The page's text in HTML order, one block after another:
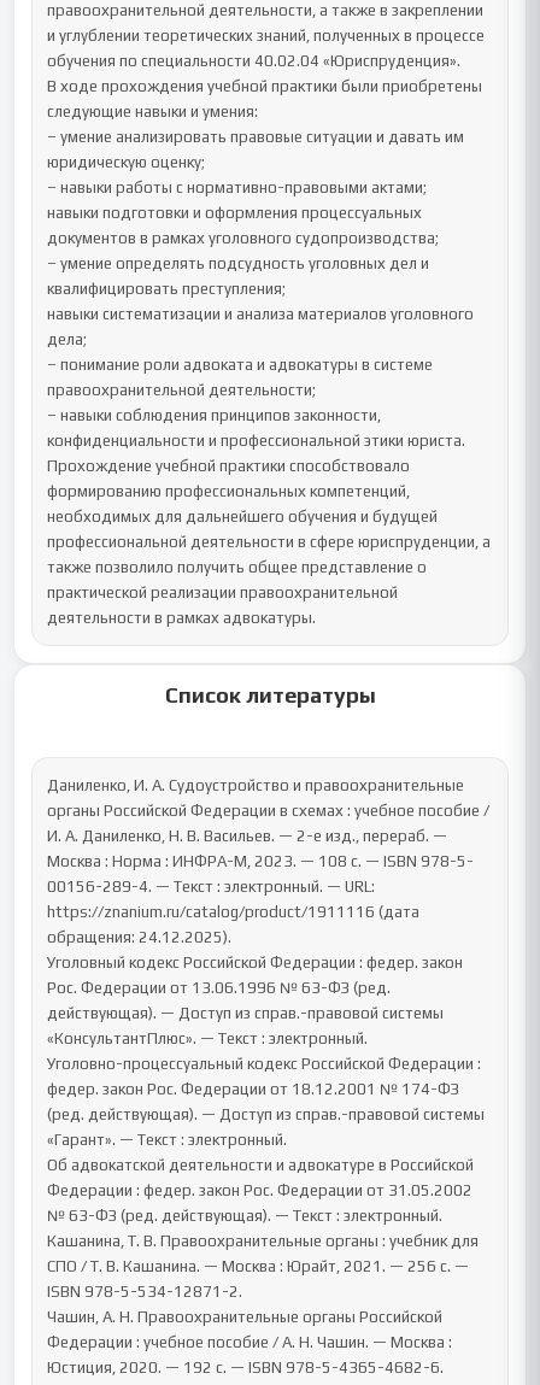
правоохранительной деятельности, а также в закреплении
и углублении теоретических знаний, полученных в процессе
обучения по специальности 40.02.04 «Юриспруденция».
В ходе прохождения учебной практики были приобретены
следующие навыки и умения:
– умение анализировать правовые ситуации и давать им
юридическую оценку;
– навыки работы с нормативно-правовыми актами;
навыки подготовки и оформления процессуальных
документов в рамках уголовного судопроизводства;
– умение определять подсудность уголовных дел и
квалифицировать преступления;
навыки систематизации и анализа материалов уголовного
дела;
– понимание роли адвоката и адвокатуры в системе
правоохранительной деятельности;
– навыки соблюдения принципов законности,
конфиденциальности и профессиональной этики юриста.
Прохождение учебной практики способствовало
формированию профессиональных компетенций,
необходимых для дальнейшего обучения и будущей
профессиональной деятельности в сфере юриспруденции, а
также позволило получить общее представление о
практической реализации правоохранительной
деятельности в рамках адвокатуры.
Список литературы
Даниленко, И. А. Судоустройство и правоохранительные
органы Российской Федерации в схемах : учебное пособие /
И. А. Даниленко, Н. В. Васильев. — 2-е изд., перераб. —
Москва : Норма : ИНФРА-М, 2023. — 108 с. — ISBN 978-5-
00156-289-4. — Текст : электронный. — URL:
https://znanium.ru/catalog/product/1911116 (дата
обращения: 24.12.2025).
Уголовный кодекс Российской Федерации : федер. закон
Рос. Федерации от 13.06.1996 № 63-ФЗ (ред.
действующая). — Доступ из справ.-правовой системы
«КонсультантПлюс». — Текст : электронный.
Уголовно-процессуальный кодекс Российской Федерации :
федер. закон Рос. Федерации от 18.12.2001 № 174-ФЗ
(ред. действующая). — Доступ из справ.-правовой системы
«Гарант». — Текст : электронный.
Об адвокатской деятельности и адвокатуре в Российской
Федерации : федер. закон Рос. Федерации от 31.05.2002
№ 63-ФЗ (ред. действующая). — Текст : электронный.
Кашанина, Т. В. Правоохранительные органы : учебник для
СПО / Т. В. Кашанина. — Москва : Юрайт, 2021. — 256 с. —
ISBN 978-5-534-12871-2.
Чашин, А. Н. Правоохранительные органы Российской
Федерации : учебное пособие / А. Н. Чашин. — Москва :
Юстиция, 2020. — 192 с. — ISBN 978-5-4365-4682-6.